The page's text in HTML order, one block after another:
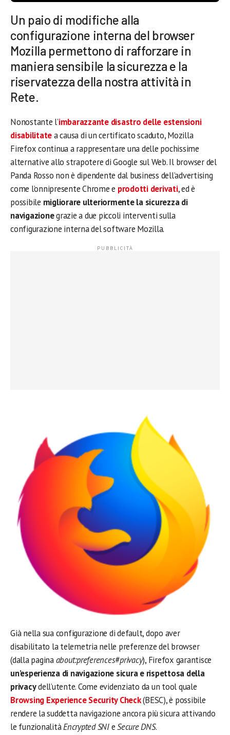
Un paio di modifiche alla
configurazione interna del browser
Mozilla permettono di rafforzare in
maniera sensibile la sicurezza e la
riservatezza della nostra attività in
Rete.
Nonostante l’imbarazzante disastro delle estensioni
disabilitatea causa di un certificato scaduto, Mozilla
Firefox continua a rappresentare una delle pochissime
alternative allo strapotere di Google sul Web. Il browser del
Panda Rosso non è dipendente dal business dell’advertising
come l’onnipresente Chrome e prodotti derivati, ed è
possibile migliorare ulteriormente la sicurezza di
navigazionegrazie a due piccoli interventi sulla
configurazione interna del software Mozilla.
Già nella sua configurazione di default, dopo aver
disabilitato la telemetria nelle preferenze del browser
(dalla paginaabout:preferences#privacy), Firefox garantisce
un’esperienza di navigazione sicura e rispettosa della
privacydell’utente. Come evidenziato da un tool quale
Browsing Experience Security Check(BESC), è possibile
rendere la suddetta navigazione ancora più sicura attivando
le funzionalitàEncrypted SNIeSecure DNS.